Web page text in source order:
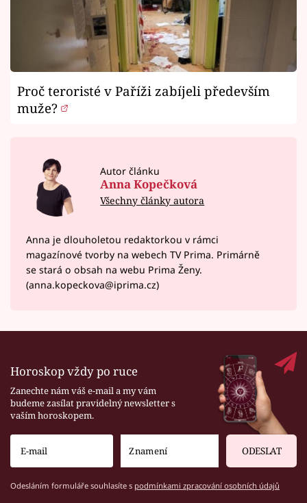
Proč teroristé v Paříži zabíjeli především
muže?
Autor článku
Anna Kopečková
Všechny články autora
Anna je dlouholetou redaktorkou v rámci
magazínové tvorby na webech TV Prima. Primárně
se stará o obsah na webu Prima Ženy.
(anna.kopeckova@iprima.cz)
Horoskop vždy po ruce
Zanechte nám váš e-mail a my vám
budeme zasílat pravidelný newsletter s
vaším horoskopem.
ODESLAT
Odesláním formuláře souhlasíte s podmínkami zpracování osobních údajů